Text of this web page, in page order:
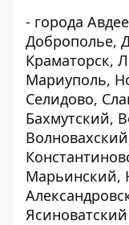
- города
Доброполье,
Краматорск,
Мариуполь,
Селидово,
Бахмутский,
Марьинский,